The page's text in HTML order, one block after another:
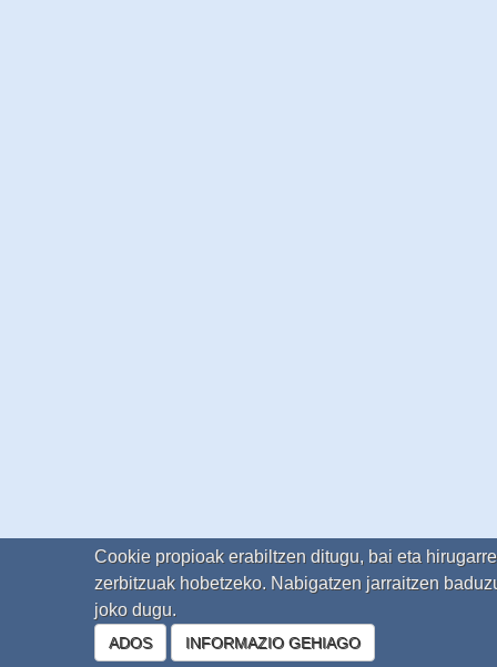
Cookie propioak erabiltzen ditugu, bai eta
zerbitzuak hobetzeko. Nabigatzen jarraitzen
joko dugu.
ADOS INFORMAZIO GEHIAGO